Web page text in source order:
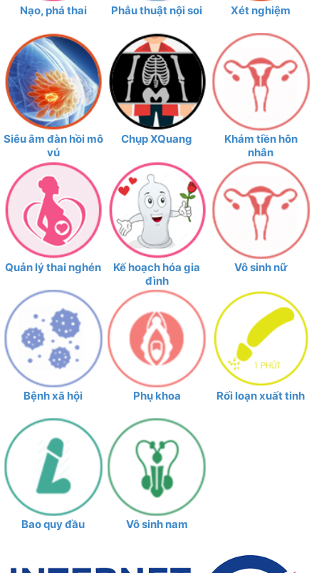
Nạo, phá thai Phẫu thuật nội soi Xét nghiệm
Siêu âm đàn hồi mô
vú
Chụp XQuang
Khám tiền hôn
nhân
Quản lý thai nghén
Kế hoạch hóa gia
đình
Vô sinh nữ
Bệnh xã hội Phụ khoa Rối loạn xuất tinh
Bao quy đầu Vô sinh nam